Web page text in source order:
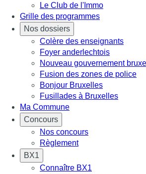
Le Club de l'Immo
Grille des programmes
Nos dossiers
Colère des enseignants
Foyer anderlechtois
Nouveau gouvernement
Fusion des zones de police
Bonjour Bruxelles
Fusillades à Bruxelles
Ma Commune
Concours
Nos concours
Règlement
BX1
Connaître BX1